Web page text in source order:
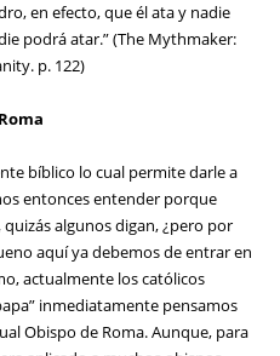
en efecto, que él ata y nadie
podrá atar.” (The Mythmaker:
p. 122)
bíblico lo cual permite darle a
entonces entender porque
algunos digan, ¿pero por
aquí ya debemos de entrar en
actualmente los católicos
inmediatamente pensamos
Obispo de Roma. Aunque, para